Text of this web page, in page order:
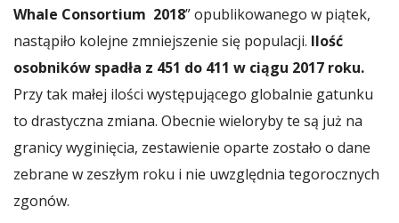
Whale Consortium 2018” opublikowanego w piątek,
nastąpiło kolejne zmniejszenie się populacji. Ilość
osobników spadła z 451 do 411 w ciągu 2017 roku.
Przy tak małej ilości występującego globalnie gatunku
to drastyczna zmiana. Obecnie wieloryby te są już na
granicy wyginięcia, zestawienie oparte zostało o dane
zebrane w zeszłym roku i nie uwzględnia tegorocznych
zgonów.